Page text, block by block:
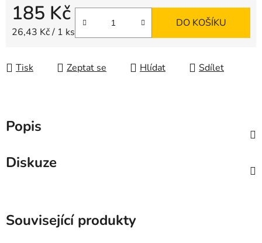
185 Kč
Měrná cena:
26,43 Kč / 1 ks
DO KOŠÍKU
Tisk Zeptat se Hlídat Sdílet
Popis
Diskuze
Související produkty